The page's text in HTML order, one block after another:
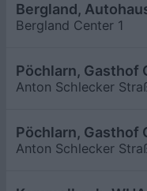
Bergland,
Bergland Center 1
Pöchlarn, Gasthof
Anton Schlecker
Pöchlarn, Gasthof
Anton Schlecker